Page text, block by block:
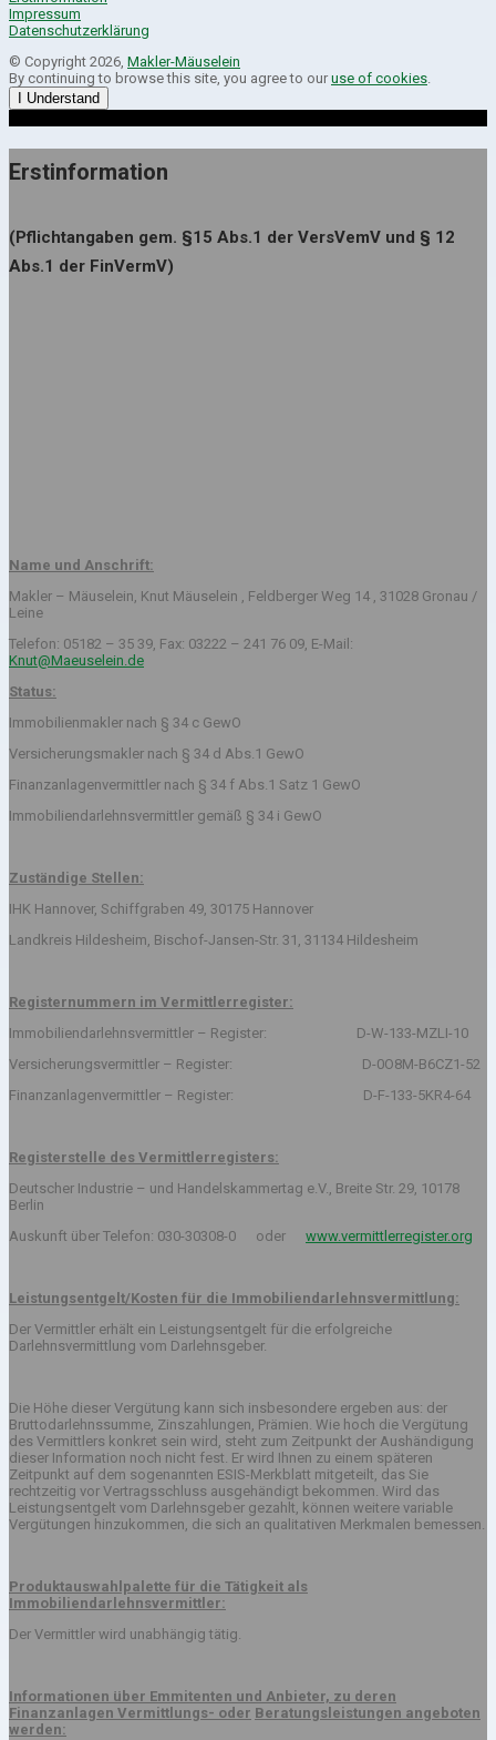
Impressum
Datenschutzerklärung
© Copyright 2026, Makler-Mäuselein
By continuing to browse this site, you agree to our use of cookies.
I Understand
Erstinformation
(Pflichtangaben gem. §15 Abs.1 der VersVemV und § 12
Abs.1 der FinVermV)
Name und Anschrift:
Makler – Mäuselein, Knut Mäuselein , Feldberger Weg 14 , 31028 Gronau /
Leine
Telefon: 05182 – 35 39, Fax: 03222 – 241 76 09, E-Mail:
Knut@Maeuselein.de
Status:
Immobilienmakler nach § 34 c GewO
Versicherungsmakler nach § 34 d Abs.1 GewO
Finanzanlagenvermittler nach § 34 f Abs.1 Satz 1 GewO
Immobiliendarlehnsvermittler gemäß § 34 i GewO
Zuständige Stellen:
IHK Hannover, Schiffgraben 49, 30175 Hannover
Landkreis Hildesheim, Bischof-Jansen-Str. 31, 31134 Hildesheim
Registernummern im Vermittlerregister:
Immobiliendarlehnsvermittler – Register: D-W-133-MZLI-10
Versicherungsvermittler – Register: D-0O8M-B6CZ1-52
Finanzanlagenvermittler – Register: D-F-133-5KR4-64
Registerstelle des Vermittlerregisters:
Deutscher Industrie – und Handelskammertag e.V., Breite Str. 29, 10178
Berlin
Auskunft über Telefon: 030-30308-0 oder www.vermittlerregister.org
Leistungsentgelt/Kosten für die Immobiliendarlehnsvermittlung:
Der Vermittler erhält ein Leistungsentgelt für die erfolgreiche
Darlehnsvermittlung vom Darlehnsgeber.
Die Höhe dieser Vergütung kann sich insbesondere ergeben aus: der
Bruttodarlehnssumme, Zinszahlungen, Prämien. Wie hoch die Vergütung
des Vermittlers konkret sein wird, steht zum Zeitpunkt der Aushändigung
dieser Information noch nicht fest. Er wird Ihnen zu einem späteren
Zeitpunkt auf dem sogenannten ESIS-Merkblatt mitgeteilt, das Sie
rechtzeitig vor Vertragsschluss ausgehändigt bekommen. Wird das
Leistungsentgelt vom Darlehnsgeber gezahlt, können weitere variable
Vergütungen hinzukommen, die sich an qualitativen Merkmalen bemessen.
Produktauswahlpalette für die Tätigkeit als
Immobiliendarlehnsvermittler:
Der Vermittler wird unabhängig tätig.
Informationen über Emmitenten und Anbieter, zu deren
Finanzanlagen Vermittlungs- oder Beratungsleistungen angeboten
werden: